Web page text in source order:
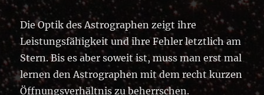
Die Optik des Astrographen zeigt ihre
Leistungsfähigkeit und ihre Fehler letztlich am
Stern. Bis es aber soweit ist, muss man erst mal
lernen den Astrographen mit dem recht kurzen
Öffnungsverhältnis zu beherrschen.